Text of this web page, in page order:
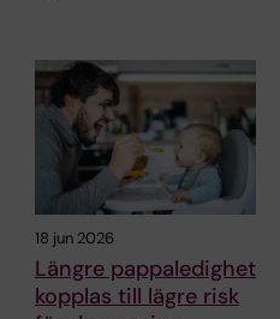
18 jun 2026
Längre pappaledighet
kopplas till lägre risk